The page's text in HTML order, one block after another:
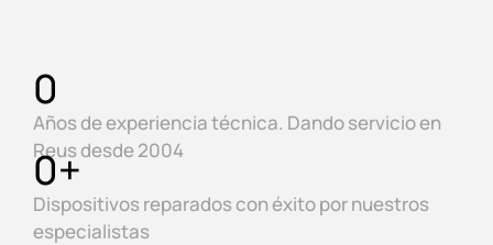
Años de experiencia técnica. Dando servicio en
Reus desde 2004
0
Dispositivos reparados con éxito por nuestros
especialistas
0+